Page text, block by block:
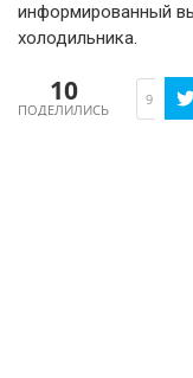
информированный
холодильника.
10
ПОДЕЛИЛИСЬ
9